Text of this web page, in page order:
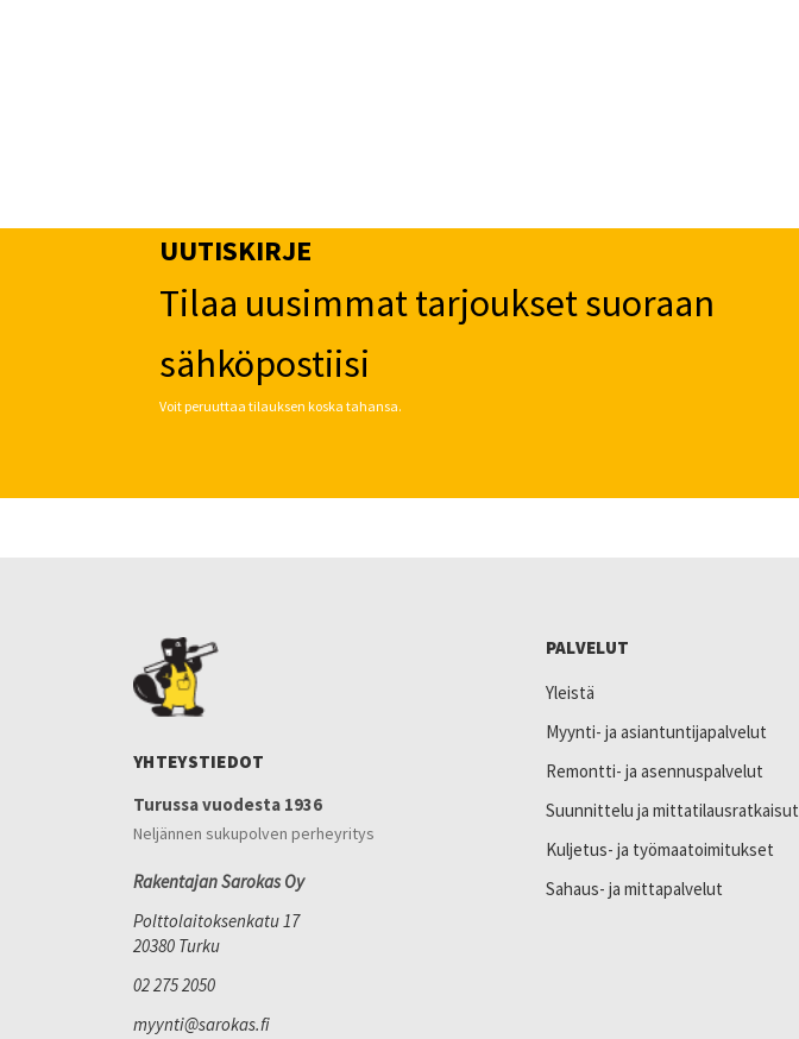
UUTISKIRJE
Tilaa uusimmat tarjoukset suoraan
sähköpostiisi
Voit peruuttaa tilauksen koska tahansa.
YHTEYSTIEDOT
Turussa vuodesta 1936
Neljännen sukupolven perheyritys
Rakentajan Sarokas Oy
Polttolaitoksenkatu 17
20380 Turku
02 275 2050
myynti@sarokas.fi
PALVELUT
Yleistä
Myynti- ja asiantuntijapalvelut
Remontti- ja asennuspalvelut
Suunnittelu ja mittatilausratkaisut
Kuljetus- ja työmaatoimitukset
Sahaus- ja mittapalvelut